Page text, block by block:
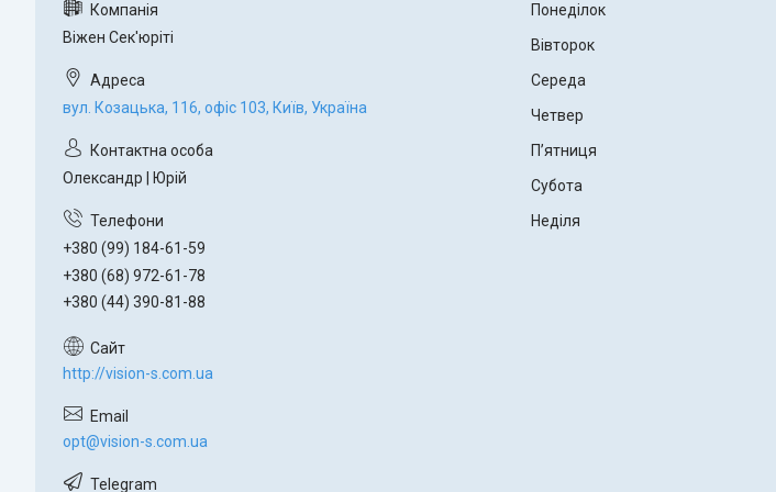
Віжен Сек'юріті
вул. Козацька, 116, офіс 103, Київ, Україна
Олександр | Юрій
+380 (99) 184-61-59
+380 (68) 972-61-78
+380 (44) 390-81-88
http://vision-s.com.ua
opt@vision-s.com.ua
Понеділок
Вівторок
Середа
Четвер
Пʼятниця
Субота
Неділя